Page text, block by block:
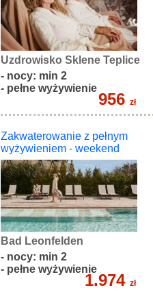
Uzdrowisko Sklene Teplice
- nocy: min 2
- pełne wyżywienie
956 zł
Zakwaterowanie z pełnym
wyżywieniem - weekend
Bad Leonfelden
- nocy: min 2
- pełne wyżywienie
1.974 zł